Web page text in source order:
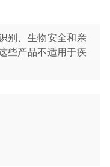
别、生物安全和亲
些产品不适用于疾